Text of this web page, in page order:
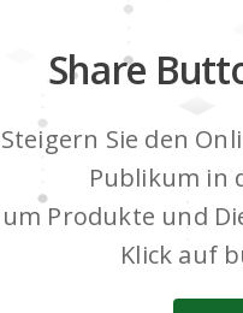
Share
Steigern Sie den
Publikum in
um Produkte und
Klick auf